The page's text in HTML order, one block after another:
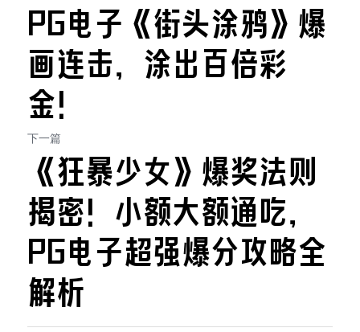
PG电子《街头涂鸦》爆
画连击，涂出百倍彩
金！
下一篇
《狂暴少女》爆奖法则
揭密！小额大额通吃，
PG电子超强爆分攻略全
解析